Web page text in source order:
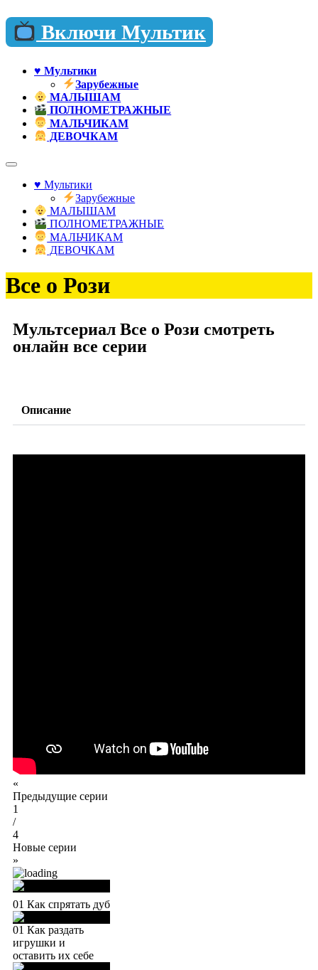
Включи Мультик
♥️ Мультики
Зарубежные
МАЛЫШАМ
ПОЛНОМЕТРАЖНЫЕ
МАЛЬЧИКАМ
ДЕВОЧКАМ
♥️ Мультики
Зарубежные
МАЛЫШАМ
ПОЛНОМЕТРАЖНЫЕ
МАЛЬЧИКАМ
ДЕВОЧКАМ
Все о Рози
Мультсериал Все о Рози смотреть
онлайн все серии
Описание
«
Предыдущие серии
1
/
4
Новые серии
»
01 Как спрятать дуб
01 Как раздать
игрушки и
оставить их себе